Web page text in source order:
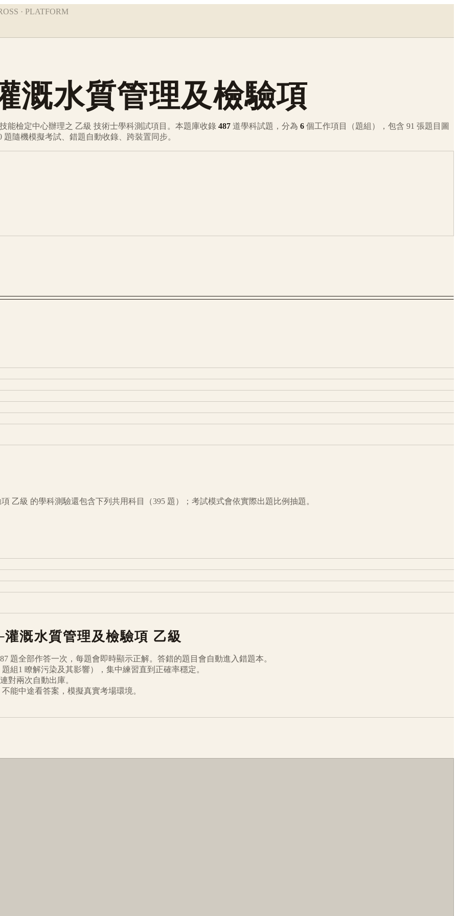
· PLATFORM
溉水質管理及檢驗項
能檢定中心辦理之 乙級 技術士學科測試項目。本題庫收錄 487 道學科試題，分為 6 個工作項目（題組），包含 91 張題目圖
隨機模擬考試、錯題自動收錄、跨裝置同步。
項 乙級 的學科測驗還包含下列共用科目（395 題）；考試模式會依實際出題比例抽題。
溉水質管理及檢驗項 乙級
題全部作答一次，每題會即時顯示正解。答錯的題目會自動進入錯題本。
題組1 瞭解污染及其影響），集中練習直到正確率穩定。
對兩次自動出庫。
能中途看答案，模擬真實考場環境。